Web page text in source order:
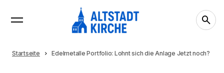
Startseite Edelmetalle Portfolio: Lohnt sich die Anlage Jetzt noch?